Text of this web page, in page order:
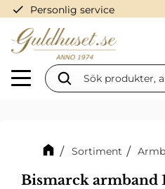
Meny
check Personlig service
Sortiment
Bismarck armband